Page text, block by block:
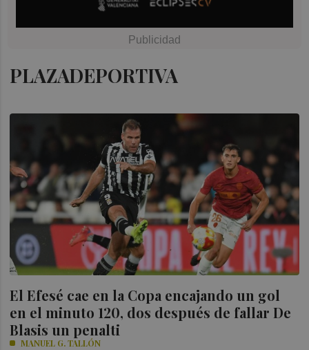
PLAZADEPORTIVA
El Efesé cae en la Copa encajando un gol
en el minuto 120, dos después de fallar De
Blasis un penalti
MANUEL G. TALLÓN